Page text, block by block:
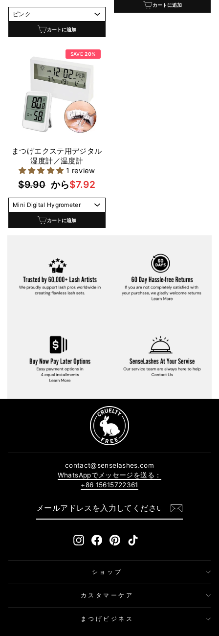
カートに追加
カートに追加
SAVE20%
まつげエクステ用デジタル
湿度計／温度計
1 review
通
常
価
$9.90 セ
ー
ル
価
から$7.92
カートに追加
contact@senselashes.com
WhatsAppでメッセージを送る：
+86 15615722361
InstagramFacebookPinterest
ショップ
カスタマーケア
まつげビジネス